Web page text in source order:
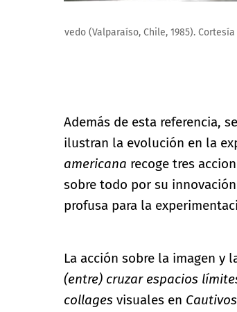
Lotty Rosenfeld. Paz Para
Además de esta referencia,
ilustran la evolución en la
americana recoge tres
sobre todo por su
profusa para la
La acción sobre la imagen y
(entre) cruzar espacios
collages visuales en Cautivos